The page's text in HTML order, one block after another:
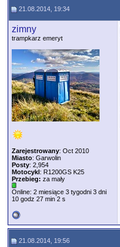
21.08.2014, 19:34
zimny
trampkarz emeryt
Zarejestrowany: Oct 2010
Miasto: Garwolin
Posty: 2,954
Motocykl: R1200GS K25
Przebieg: za mały
Online: 2 miesiące 3 tygodni 3 dni
10 godz 27 min 2 s
21.08.2014, 19:56